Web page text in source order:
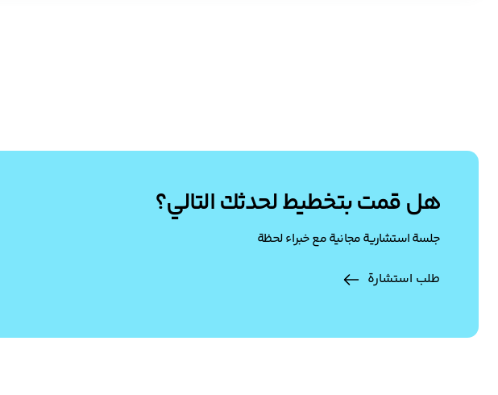
هل قمت بتخطيط لحدثك التالي؟
جلسة استشارية مجانية مع خبراء لحظة
طلب استشارة